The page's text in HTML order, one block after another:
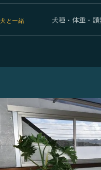
犬と一緒 犬種・体重・頭